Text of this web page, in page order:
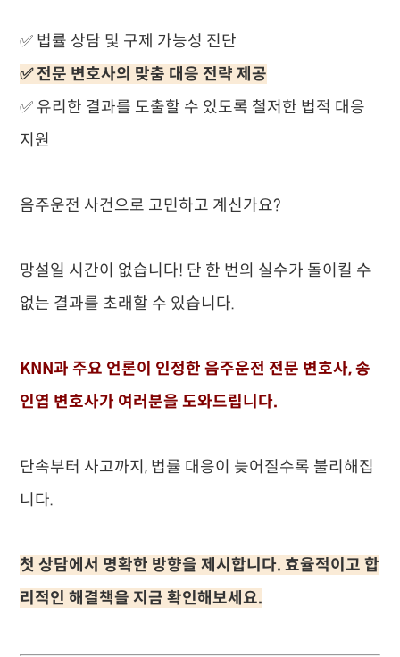
✅ 법률 상담 및 구제 가능성 진단
✅ 전문 변호사의 맞춤 대응 전략 제공
✅ 유리한 결과를 도출할 수 있도록 철저한 법적 대응
지원
음주운전 사건으로 고민하고 계신가요?
망설일 시간이 없습니다! 단 한 번의 실수가 돌이킬 수
없는 결과를 초래할 수 있습니다.
KNN과 주요 언론이 인정한 음주운전 전문 변호사, 송
인엽 변호사가 여러분을 도와드립니다.
단속부터 사고까지, 법률 대응이 늦어질수록 불리해집
니다.
첫 상담에서 명확한 방향을 제시합니다. 효율적이고 합
리적인 해결책을 지금 확인해보세요.